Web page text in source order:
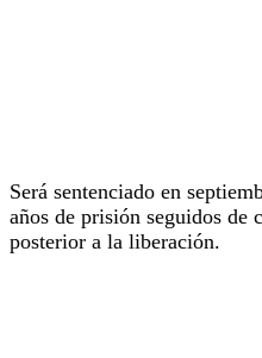
Será sentenciado en
años de prisión seguidos de
posterior a la liberación.